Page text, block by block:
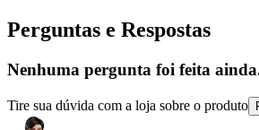
Perguntas e Respostas
Nenhuma pergunta foi feita
Tire sua dúvida com a loja sobre o produto